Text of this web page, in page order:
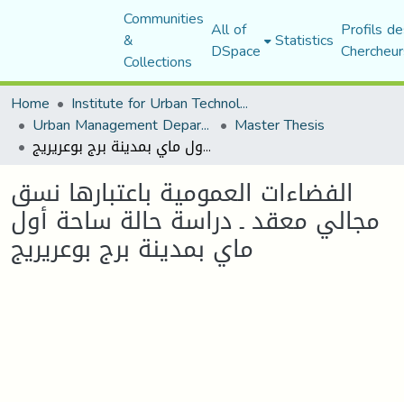
Communities
&
Collections
All of
DSpace Statistics Profils
Home
Institute for Urban Technology Management
Urban Management Department Master Thesis
الفضاءات العمومية باعتبارها نسق مجالي معقد ـ دراسة حالة ساحة أول ماي بمدينة برج بوعريريج
الفضاءات العمومية باعتبارها نسق
مجالي معقد ـ دراسة حالة ساحة أول
ماي بمدينة برج بوعريريج